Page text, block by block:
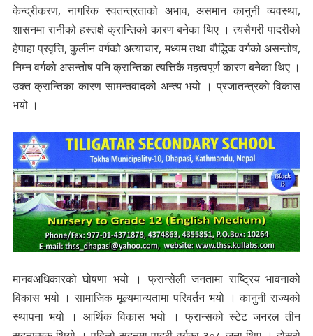
केन्द्रीकरण, नागरिक स्वतन्त्रताको अभाव, असमान कानुनी व्यवस्था,
शासनमा रानीको हस्तक्षे क्रान्तिको कारण बनेका थिए । त्यसैगरी पादरीको
हेपाहा प्रवृत्ति, कुलीन वर्गको अत्याचार, मध्यम तथा बौद्धिक वर्गको असन्तोष,
निम्न वर्गको असन्तोष पनि क्रान्तिका त्यत्तिकै महत्वपूर्ण कारण बनेका थिए ।
उक्त क्रान्तिका कारण सामन्तवादको अन्त्य भयो । प्रजातन्त्रको विकास
भयो ।
मानवअधिकारको घोषणा भयो । फ्रान्सेली जनतामा राष्ट्रिय भावनाको
विकास भयो । सामाजिक मूल्यमान्यतामा परिवर्तन भयो । कानुनी राज्यको
स्थापना भयो । आर्थिक विकास भयो । फ्रान्सको स्टेट जनरल तीन